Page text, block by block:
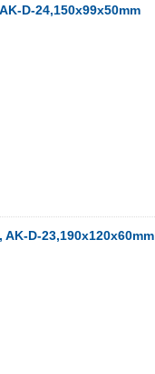
D-24,150x99x50mm
D-23,190x120x60mm